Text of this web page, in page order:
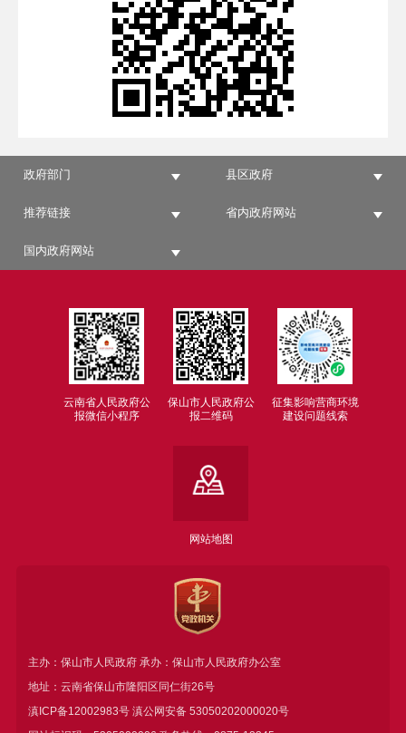
政府部门 县区政府
推荐链接 省内政府网站
国内政府网站
云南省人民政府公
报微信小程序
保山市人民政府公
报二维码
征集影响营商环境
建设问题线索
网站地图
主办：保山市人民政府 承办：保山市人民政府办公室
地址：云南省保山市隆阳区同仁街26号
滇ICP备12002983号滇公网安备 53050202000020号